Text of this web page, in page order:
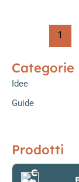
differenza
e
quale
1
Categorie
Idee
Guide
Prodotti